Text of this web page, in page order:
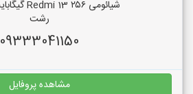
شیائومی Redmi 13 ۲۵۶ گیگابایت اقساطی
رشت
09333041150
مشاهده پروفایل